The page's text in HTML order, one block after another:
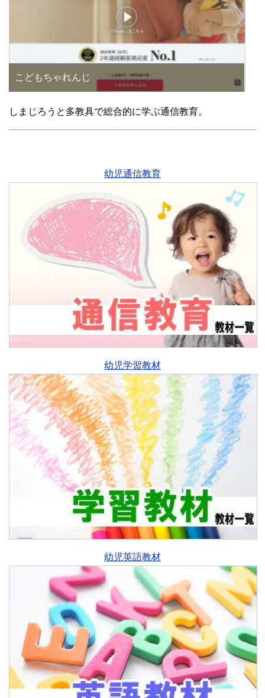
こどもちゃれんじ
しまじろうと多教具で総合的に学ぶ通信教育。
幼児通信教育
幼児学習教材
幼児英語教材